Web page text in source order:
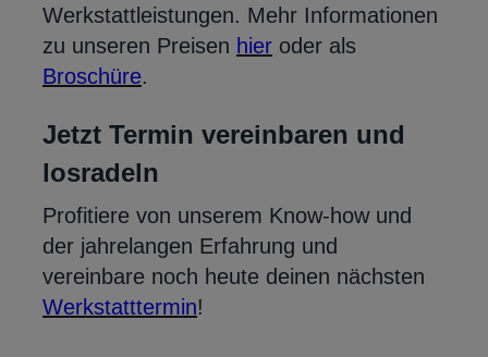
Werkstattleistungen. Mehr Informationen
zu unseren Preisen hier oder als
Broschüre.
Jetzt Termin vereinbaren und
losradeln
Profitiere von unserem Know-how und
der jahrelangen Erfahrung und
vereinbare noch heute deinen nächsten
Werkstatttermin!